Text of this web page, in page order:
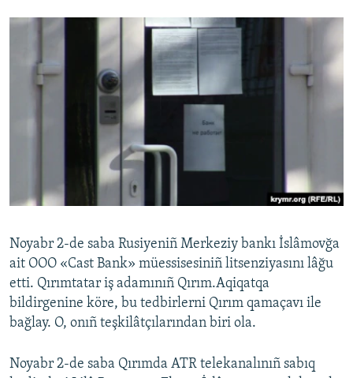
Noyabr 2-de saba Rusiyeniñ Merkeziy bankı İslâmovğa
ait OOO «Cast Bank» müessisesiniñ litsenziyasını lâğu
etti. Qırımtatar iş adamınıñ Qırım.Aqiqatqa
bildirgenine köre, bu tedbirlerni Qırım qamaçavı ile
bağlay. O, onıñ teşkilâtçılarından biri ola.
Noyabr 2-de saba Qırımda ATR telekanalınıñ sabıq